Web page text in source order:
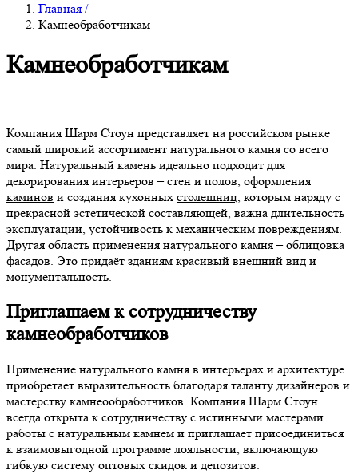
Главная /
Камнеобработчикам
Камнеобработчикам
Компания Шарм Стоун представляет на российском рынке
самый широкий ассортимент натурального камня со всего
мира. Натуральный камень идеально подходит для
декорирования интерьеров – стен и полов, оформления
каминов и создания кухонных столешниц, которым наряду с
прекрасной эстетической составляющей, важна длительность
эксплуатации, устойчивость к механическим повреждениям.
Другая область применения натурального камня – облицовка
фасадов. Это придаёт зданиям красивый внешний вид и
монументальность.
Приглашаем к сотрудничеству
камнеобработчиков
Применение натурального камня в интерьерах и архитектуре
приобретает выразительность благодаря таланту дизайнеров и
мастерству камнеообработчиков. Компания Шарм Стоун
всегда открыта к сотрудничеству с истинными мастерами
работы с натуральным камнем и приглашает присоединиться
к взаимовыгодной программе лояльности, включающую
гибкую систему оптовых скидок и депозитов.